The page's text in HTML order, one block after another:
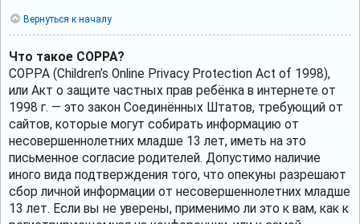
Вернуться к началу
Что такое COPPA?
COPPA (Children’s Online Privacy Protection Act of 1998),
или Акт о защите частных прав ребёнка в интернете от
1998 г. — это закон Соединённых Штатов, требующий от
сайтов, которые могут собирать информацию от
несовершеннолетних младше 13 лет, иметь на это
письменное согласие родителей. Допустимо наличие
иного вида подтверждения того, что опекуны разрешают
сбор личной информации от несовершеннолетних младше
13 лет. Если вы не уверены, применимо ли это к вам, как к